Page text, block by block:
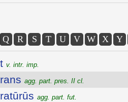
Q R S T U V W X Y
v. intr. imp.
agg. part. pres. II cl.
agg. part. fut.